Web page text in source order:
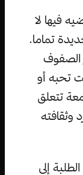
فيها لا
تماما.
الصفوف
تحبه أو
تتعلق
وثقافته
إلى